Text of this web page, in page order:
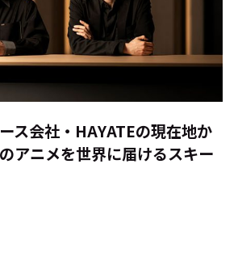
ス会社・HAYATEの現在地か
アニメを世界に届けるスキー